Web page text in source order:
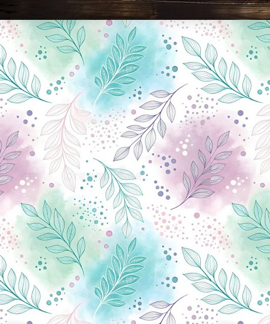
Новини Чернігова, Чернігівські новини, Чернігівський формат, новини Чернігова, події в Чернігові: політика, економіка, аналітика, культура, відеоновини, екологія, спортивний Чернігів, туризм, Чернігів